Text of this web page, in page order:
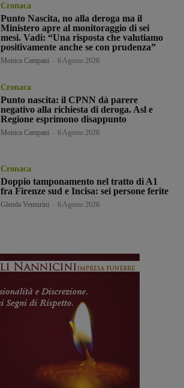
Cronaca
Punto Nascita, no alla deroga ma il
Ministero apre al monitoraggio di sei
mesi. Vadi: “Una risposta che valutiamo
positivamente anche se con prudenza”
Monica Campani 6 Agosto 2026
Cronaca
Punto nascita: il CPNN dà parere
negativo alla richiesta di deroga. Asl e
Regione esprimono disappunto
Monica Campani 6 Agosto 2026
Cronaca
Doppio tamponamento nel tratto di A1
fra Firenze sud e Incisa: sei persone ferite
Glenda Venturini 6 Agosto 2026